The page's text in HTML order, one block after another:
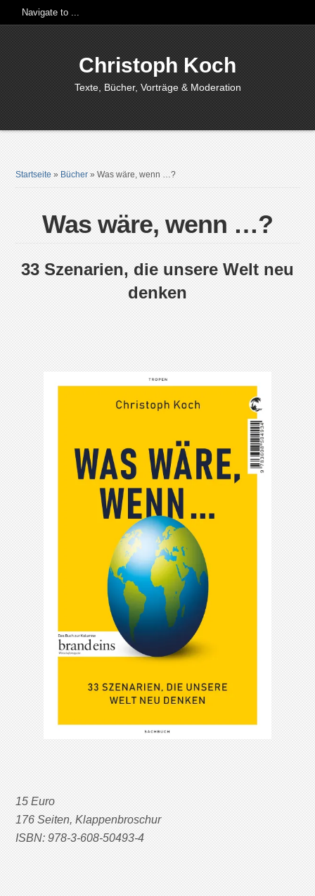
Christoph Koch
Texte, Bücher, Vorträge & Moderation
Startseite » Bücher »Was wäre, wenn …?
Was wäre, wenn …?
33 Szenarien, die unsere Welt neu
denken
15 Euro
176 Seiten, Klappenbroschur
ISBN: 978-3-608-50493-4